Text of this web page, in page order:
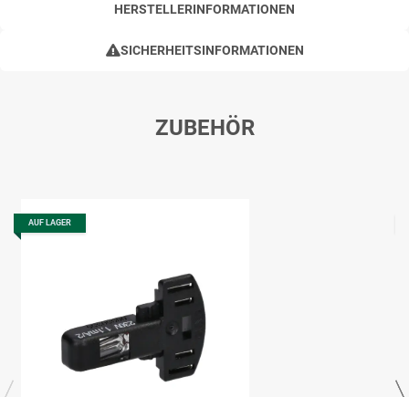
HERSTELLERINFORMATIONEN
SICHERHEITSINFORMATIONEN
ZUBEHÖR
AUF LAGER